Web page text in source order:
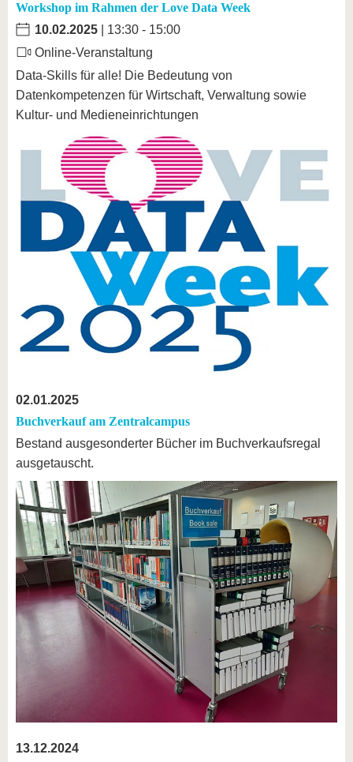
Workshop im Rahmen der Love Data Week
10.02.2025 | 13:30 - 15:00
Online-Veranstaltung
Data-Skills für alle! Die Bedeutung von
Datenkompetenzen für Wirtschaft, Verwaltung sowie
Kultur- und Medieneinrichtungen
02.01.2025
Buchverkauf am Zentralcampus
Bestand ausgesonderter Bücher im Buchverkaufsregal
ausgetauscht.
13.12.2024